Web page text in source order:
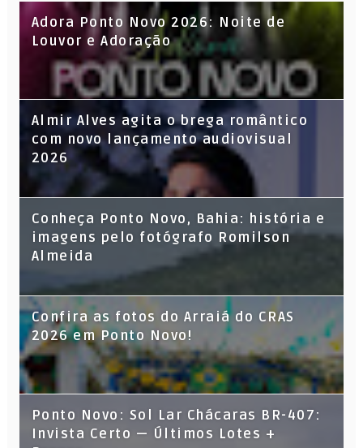
Adora Ponto Novo 2026: Noite de
Louvor e Adoração
Almir Alves agita o brega romântico
com novo lançamento audiovisual
2026
Conheça Ponto Novo, Bahia: história e
imagens pelo fotógrafo Romilson
Almeida
Confira as fotos do Arraiá do CRAS
2026 em Ponto Novo!
Ponto Novo: Sol Lar Chácaras BR-407:
Invista Certo — Últimos Lotes +